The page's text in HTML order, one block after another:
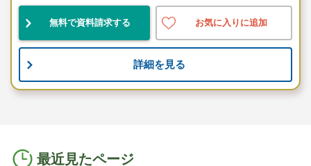
無料で資料請求する お気に入りに追加
詳細を見る
最近見たページ